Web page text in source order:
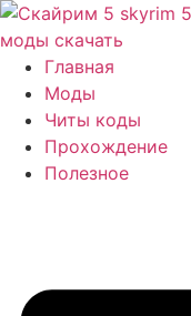
Перейти
к
содержимому
Главная
Моды
Читы коды
Прохождение
Полезное